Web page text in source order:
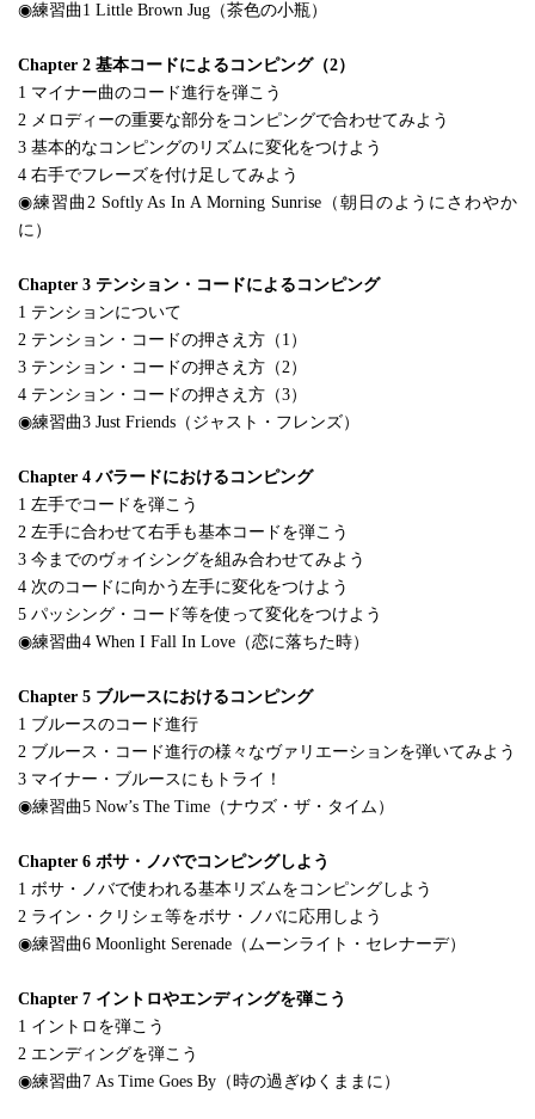
◉練習曲1 Little Brown Jug（茶色の小瓶）
Chapter 2 基本コードによるコンピング（2）
1 マイナー曲のコード進行を弾こう
2 メロディーの重要な部分をコンピングで合わせてみよう
3 基本的なコンピングのリズムに変化をつけよう
4 右手でフレーズを付け足してみよう
◉練習曲2 Softly As In A Morning Sunrise（朝日のようにさわやか
に）
Chapter 3 テンション・コードによるコンピング
1 テンションについて
2 テンション・コードの押さえ方（1）
3 テンション・コードの押さえ方（2）
4 テンション・コードの押さえ方（3）
◉練習曲3 Just Friends（ジャスト・フレンズ）
Chapter 4 バラードにおけるコンピング
1 左手でコードを弾こう
2 左手に合わせて右手も基本コードを弾こう
3 今までのヴォイシングを組み合わせてみよう
4 次のコードに向かう左手に変化をつけよう
5 パッシング・コード等を使って変化をつけよう
◉練習曲4 When I Fall In Love（恋に落ちた時）
Chapter 5 ブルースにおけるコンピング
1 ブルースのコード進行
2 ブルース・コード進行の様々なヴァリエーションを弾いてみよう
3 マイナー・ブルースにもトライ！
◉練習曲5 Now’s The Time（ナウズ・ザ・タイム）
Chapter 6 ボサ・ノバでコンピングしよう
1 ボサ・ノバで使われる基本リズムをコンピングしよう
2 ライン・クリシェ等をボサ・ノバに応用しよう
◉練習曲6 Moonlight Serenade（ムーンライト・セレナーデ）
Chapter 7 イントロやエンディングを弾こう
1 イントロを弾こう
2 エンディングを弾こう
◉練習曲7 As Time Goes By（時の過ぎゆくままに）